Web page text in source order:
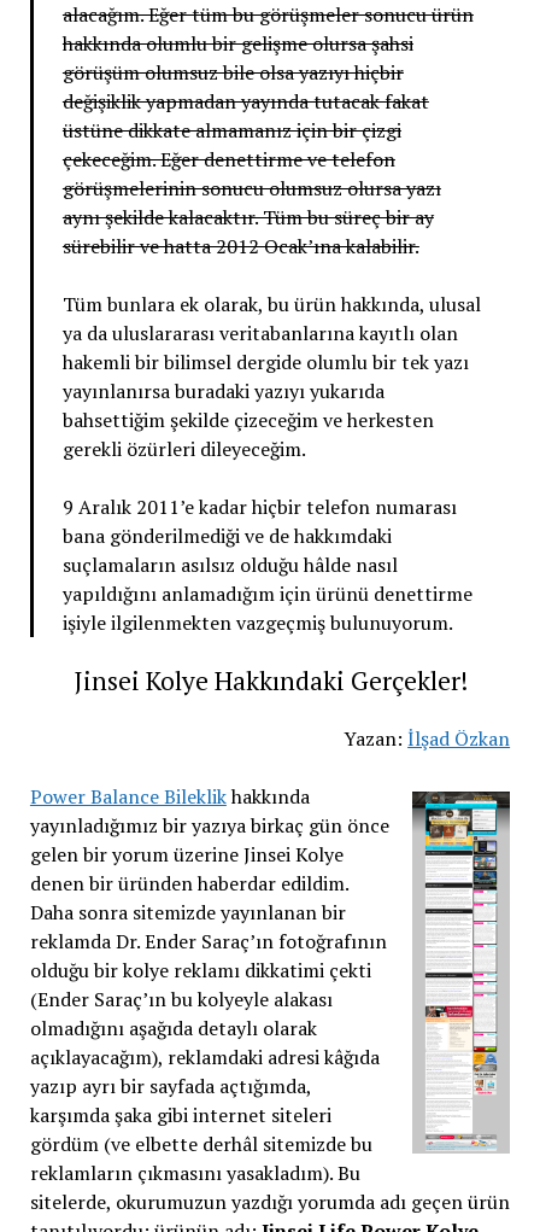
alacağım. Eğer tüm bu görüşmeler sonucu ürün
hakkında olumlu bir gelişme olursa şahsi
görüşüm olumsuz bile olsa yazıyı hiçbir
değişiklik yapmadan yayında tutacak fakat
üstüne dikkate almamanız için bir çizgi
çekeceğim. Eğer denettirme ve telefon
görüşmelerinin sonucu olumsuz olursa yazı
aynı şekilde kalacaktır. Tüm bu süreç bir ay
sürebilir ve hatta 2012 Ocak’ına kalabilir.
Tüm bunlara ek olarak, bu ürün hakkında, ulusal
ya da uluslararası veritabanlarına kayıtlı olan
hakemli bir bilimsel dergide olumlu bir tek yazı
yayınlanırsa buradaki yazıyı yukarıda
bahsettiğim şekilde çizeceğim ve herkesten
gerekli özürleri dileyeceğim.
9 Aralık 2011’e kadar hiçbir telefon numarası
bana gönderilmediği ve de hakkımdaki
suçlamaların asılsız olduğu hâlde nasıl
yapıldığını anlamadığım için ürünü denettirme
işiyle ilgilenmekten vazgeçmiş bulunuyorum.
Jinsei Kolye Hakkındaki Gerçekler!
Yazan:İlşad Özkan
Power Balance Bileklikhakkında
yayınladığımız bir yazıya birkaç gün önce
gelen bir yorum üzerine Jinsei Kolye
denen bir üründen haberdar edildim.
Daha sonra sitemizde yayınlanan bir
reklamda Dr. Ender Saraç’ın fotoğrafının
olduğu bir kolye reklamı dikkatimi çekti
(Ender Saraç’ın bu kolyeyle alakası
olmadığını aşağıda detaylı olarak
açıklayacağım), reklamdaki adresi kâğıda
yazıp ayrı bir sayfada açtığımda,
karşımda şaka gibi internet siteleri
gördüm (ve elbette derhâl sitemizde bu
reklamların çıkmasını yasakladım). Bu
sitelerde, okurumuzun yazdığı yorumda adı geçen ürün